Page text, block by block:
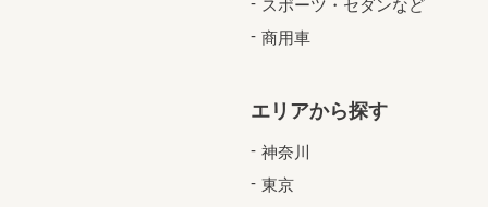
スポーツ・セダンなど
商用車
エリアから探す
神奈川
東京